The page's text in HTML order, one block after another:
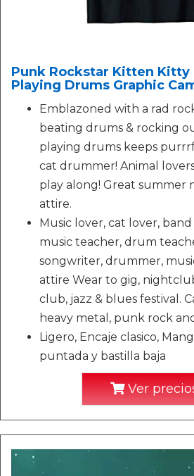
Punk Rockstar Kitten Kitty
Playing Drums Graphic
Emblazoned with a rad
beating drums & rocking
playing drums keeps
cat drummer! Animal
play along! Great summer
attire.
Music lover, cat lover,
music teacher, drum
songwriter, drummer,
attire Wear to gig,
club, jazz & blues festival.
heavy metal, punk rock
Ligero, Encaje clasico,
puntada y bastilla baja
Ver